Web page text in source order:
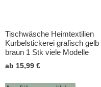
Tischwäsche Heimtextilien
Kurbelstickerei grafisch gelb
braun 1 Stk viele Modelle
ab 15,99 €